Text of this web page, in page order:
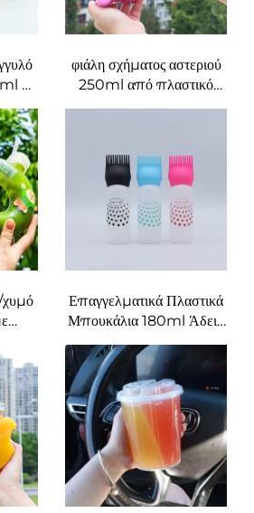
με
&
φιάλη σχήματος αστεριού
250ml από πλαστικό
υλικό τροφίμων PET,
δημιουργική σχεδίαση που
αρέσει στα παιδιά
χυμό
Επαγγελματικά Πλαστικά
Μπουκάλια 180ml Άδεια
Καθαρά Μπουκάλια
Συμπίεσης για Εφαρμογή
Λαδιού Μαλλιών Μπογιάς
Μαλλιών